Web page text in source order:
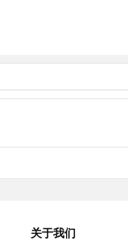
关于我们